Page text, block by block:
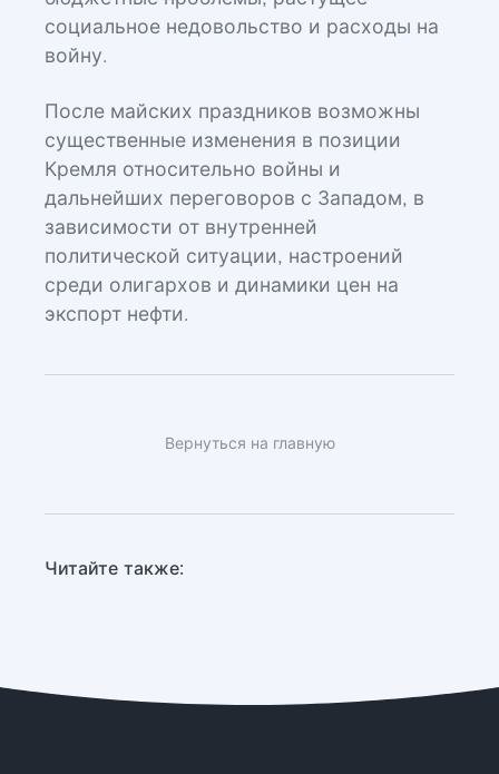
социальное недовольство и расходы на
войну.
После майских праздников возможны
существенные изменения в позиции
Кремля относительно войны и
дальнейших переговоров с Западом, в
зависимости от внутренней
политической ситуации, настроений
среди олигархов и динамики цен на
экспорт нефти.
Вернуться на главную
Читайте также: